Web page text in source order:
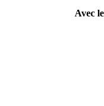
Avec